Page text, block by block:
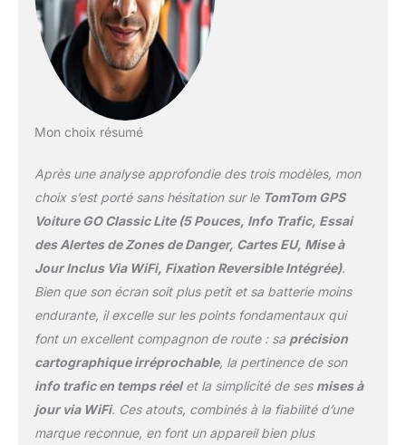
facilement en tenant
compte des routes
fermées et autres
désagréments. Écran
résolution d'écran
générations
précédentes. Ne
manquez jamais un
virage ou une alerte
lumineux. Alertes des
zones de danger inclus
le premier mois,
respectez les limitations
de vitesse grâce à des
notifications en direct et
voyager en toute
sécurité ; après le
Mon choix résumé
Après une analyse approfondie des trois modèles, mon
choix s’est porté sans hésitation sur le TomTom GPS
Voiture GO Classic Lite (5 Pouces, Info Trafic, Essai
des Alertes de Zones de Danger, Cartes EU, Mise à
Jour Inclus Via WiFi, Fixation Reversible Intégrée).
Bien que son écran soit plus petit et sa batterie moins
endurante, il excelle sur les points fondamentaux qui
font un excellent compagnon de route : sa précision
cartographique irréprochable, la pertinence de son
info trafic en temps réelet la simplicité de ses mises à
jour via WiFi. Ces atouts, combinés à la fiabilité d’une
marque reconnue, en font un appareil bien plus